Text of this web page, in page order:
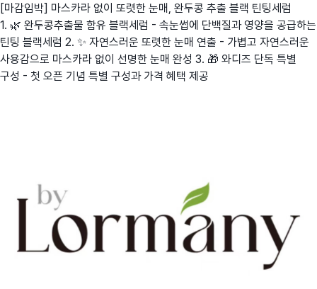
[마감임박] 마스카라 없이 또렷한 눈매, 완두콩 추출 블랙 틴팅세럼
1. 🌿 완두콩추출물 함유 블랙세럼 - 속눈썹에 단백질과 영양을 공급하는
틴팅 블랙세럼 2. ✨ 자연스러운 또렷한 눈매 연출 - 가볍고 자연스러운
사용감으로 마스카라 없이 선명한 눈매 완성 3. 🎁 와디즈 단독 특별
구성 - 첫 오픈 기념 특별 구성과 가격 혜택 제공